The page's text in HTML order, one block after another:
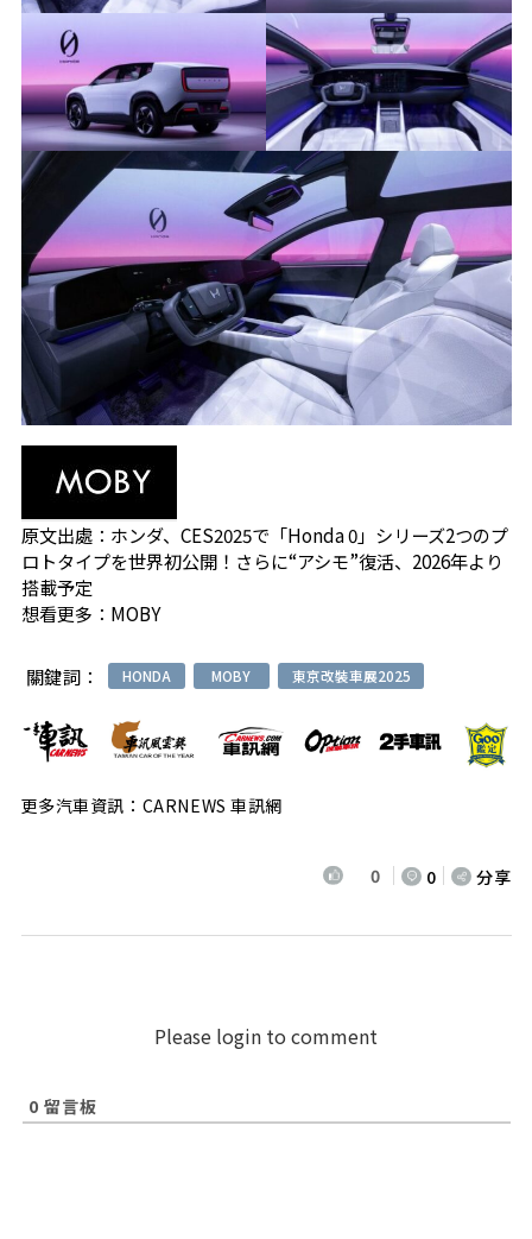
原文出處： ホンダ、CES2025で「Honda 0」シリーズ2つのプ
ロトタイプを世界初公開！さらに“アシモ”復活、2026年より
搭載予定
想看更多： MOBY
關鍵詞： HONDA MOBY 東京改裝車展2025
更多汽車資訊：CARNEWS 車訊網
0 0 分享
Please login to comment
0 留言板